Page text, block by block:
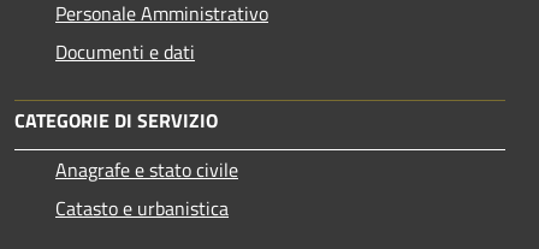
Personale Amministrativo
Documenti e dati
CATEGORIE DI SERVIZIO
Anagrafe e stato civile
Catasto e urbanistica